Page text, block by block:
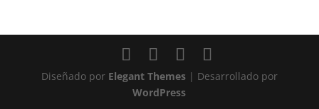
Diseñado por Elegant Themes| Desarrollado por
WordPress